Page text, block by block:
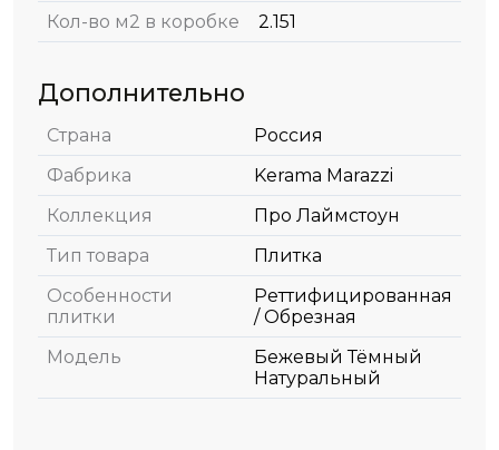
Кол-во м2 в коробке 2.151
Дополнительно
Страна
Россия
Фабрика
Kerama Marazzi
Коллекция
Про Лаймстоун
Тип товара
Плитка
Особенности
плитки
Реттифицированная
/ Обрезная
Модель
Бежевый Тёмный
Натуральный